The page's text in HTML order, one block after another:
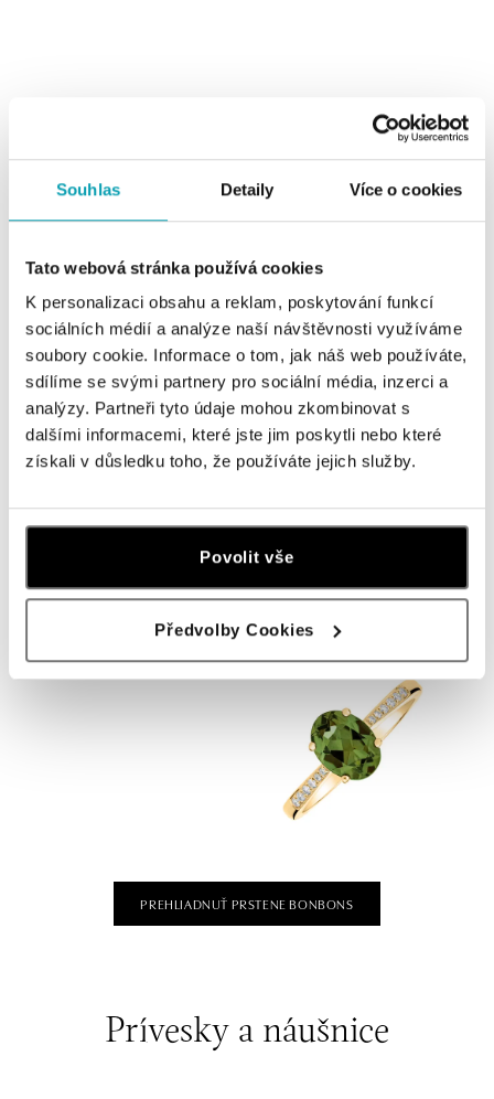
Souhlas Detaily Více o cookies
Tato webová stránka používá cookies
K personalizaci obsahu a reklam, poskytování funkcí
sociálních médií a analýze naší návštěvnosti využíváme
soubory cookie. Informace o tom, jak náš web používáte,
sdílíme se svými partnery pro sociální média, inzerci a
analýzy. Partneři tyto údaje mohou zkombinovat s
dalšími informacemi, které jste jim poskytli nebo které
získali v důsledku toho, že používáte jejich služby.
Povolit vše
Předvolby Cookies
kameňa, ale aj o jeho tvare. Klasický okrúhly, zaujímavý
ovál, moderný cushion alebo originálne srdce je len malá
ukážka možností. Exkluzívny farebný prsteň s dokonalým
výbrusom na ruke nádherne vynikne. Jedinečný šperk,
ktorý sa zrodil z prírody povznesie jeho majiteľku.
PREHLIADNUŤ PRSTENE BONBONS
Prívesky a náušnice